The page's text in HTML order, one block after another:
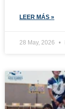
LEER MÁS »
28 May, 2026